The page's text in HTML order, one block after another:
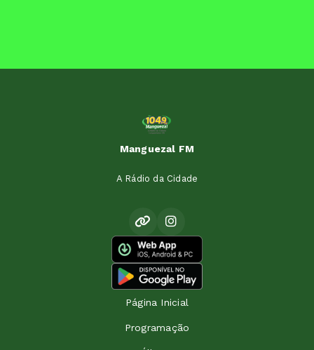
Manguezal FM
A Rádio da Cidade
Página Inicial
Programação